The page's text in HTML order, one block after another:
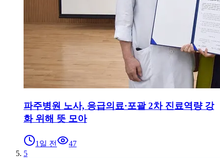
파주병원 노사, 응급의료·포괄 2차 진료역량 강
화 위해 뜻 모아
1일 전
47
5